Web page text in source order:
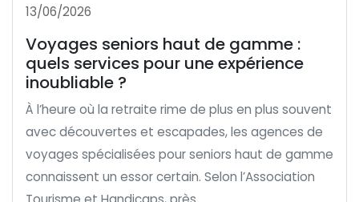
13/06/2026
Voyages seniors haut de gamme :
quels services pour une expérience
inoubliable ?
À l’heure où la retraite rime de plus en plus souvent
avec découvertes et escapades, les agences de
voyages spécialisées pour seniors haut de gamme
connaissent un essor certain. Selon l’Association